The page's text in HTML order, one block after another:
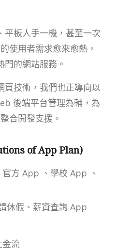
平板人手一機，甚至一次
使用者需求愈來愈熱，
門的網站服務。
頁技術，我們也正導向以
後端平台管理為輔，為
合開發支援。
of App Plan)
方 App 、學校 App 、
休假、薪資查詢 App
流